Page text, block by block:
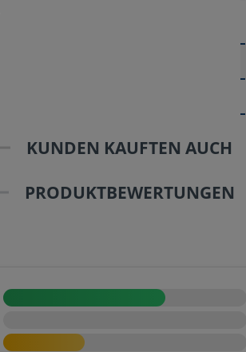
KUNDEN KAUFTEN AUCH
PRODUKTBEWERTUNGEN